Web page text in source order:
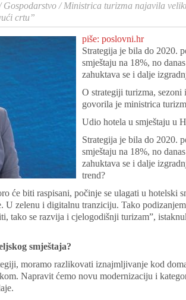
Gospodarstvo /Ministrica turizma najavila
crtu”
piše: poslovni.hr
Strategija je bila do 2020.
smještaju na 18%, no
zahuktava se i dalje
O strategiji turizma,
govorila je ministrica
Udio hotela u smještaju u
Strategija je bila do 2020.
smještaju na 18%, no
zahuktava se i dalje
trend?
će biti raspisani, počinje se ulagati u hotelski
U zelenu i digitalnu tranziciju. Tako
tako se razvija i cjelogodišnji turizam”,
smještaja?
moramo razlikovati iznajmljivanje kod
Napravit ćemo novu modernizaciju i